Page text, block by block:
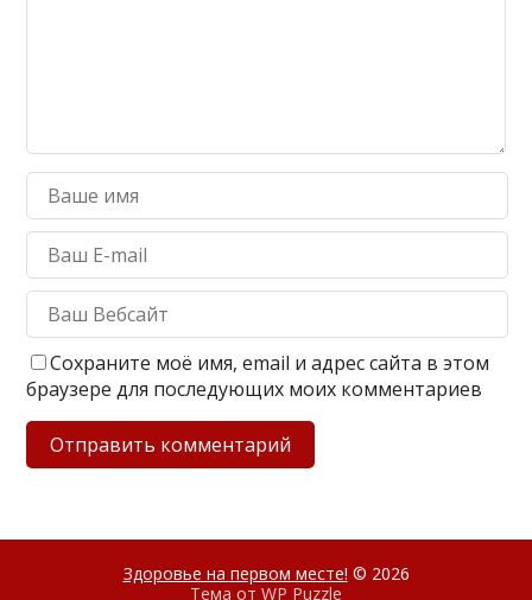
Сохраните моё имя, email и адрес сайта в этом
браузере для последующих моих комментариев
Здоровье на первом месте! © 2026
Тема от WP Puzzle